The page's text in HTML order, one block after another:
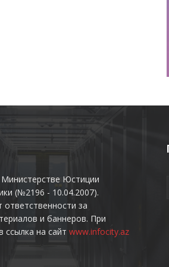
Министерстве Юстиции
(№2196 - 10.04.2007).
ответственности за
и баннеров. При
ссылка на сайт www.infocity.az